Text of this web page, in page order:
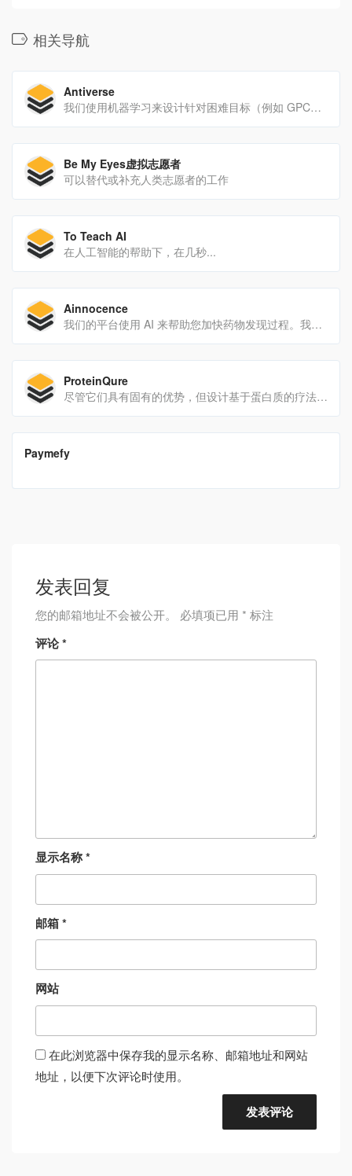
相关导航
Antiverse
我们使用机器学习来设计针对困难目标（例如 GPCR 和离子通道）的新型抗体。
Be My Eyes虚拟志愿者
可以替代或补充人类志愿者的工作
To Teach AI
在人工智能的帮助下，在几秒...
Ainnocence
我们的平台使用 AI 来帮助您加快药物发现过程。我们可以一起做出很大的改变
ProteinQure
尽管它们具有固有的优势，但设计基于蛋白质的疗法非常困难。由于蛋白质的尺寸较大和缺乏可用的结构数据，计算工具以前一直受阻。我们利用基于物理的方法和新颖的机器学习算法来克...
Paymefy
发表回复
您的邮箱地址不会被公开。 必填项已用 * 标注
评论*
显示名称*
邮箱*
网站
在此浏览器中保存我的显示名称、邮箱地址和网站
地址，以便下次评论时使用。